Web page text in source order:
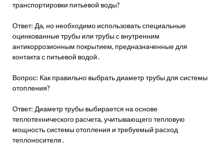
транспортировки питьевой воды?
Ответ: Да, но необходимо использовать специальные
оцинкованные трубы или трубы с внутренним
антикоррозионным покрытием, предназначенные для
контакта с питьевой водой․
Вопрос: Как правильно выбрать диаметр трубы для системы
отопления?
Ответ: Диаметр трубы выбирается на основе
теплотехнического расчета, учитывающего тепловую
мощность системы отопления и требуемый расход
теплоносителя․